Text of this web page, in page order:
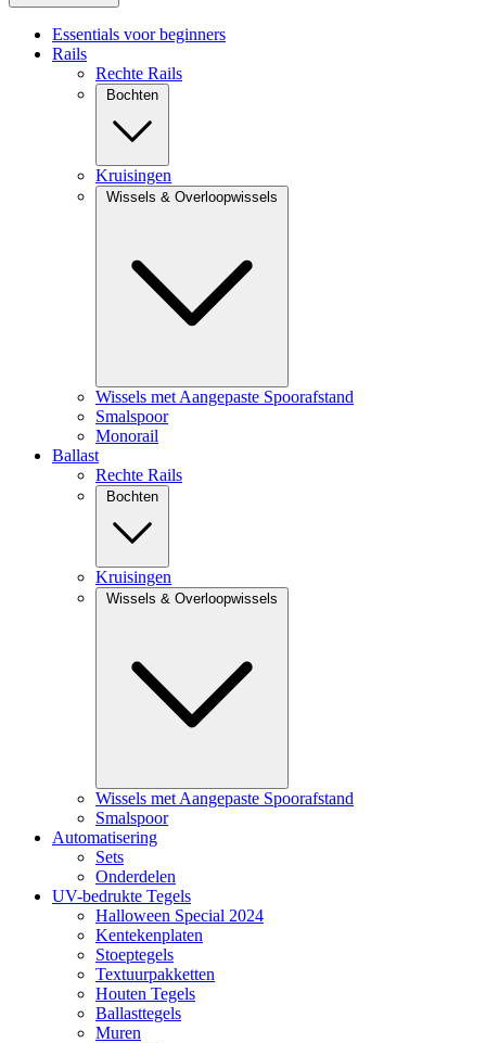
Essentials voor beginners
Rails
Rechte Rails
Bochten
Kruisingen
Wissels & Overloopwissels
Wissels met Aangepaste Spoorafstand
Smalspoor
Monorail
Ballast
Rechte Rails
Bochten
Kruisingen
Wissels & Overloopwissels
Wissels met Aangepaste Spoorafstand
Smalspoor
Automatisering
Sets
Onderdelen
UV-bedrukte Tegels
Halloween Special 2024
Kentekenplaten
Stoeptegels
Textuurpakketten
Houten Tegels
Ballasttegels
Muren